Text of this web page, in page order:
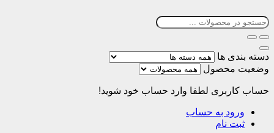
دسته بندی ها
وضعیت محصول
حساب کاربری لطفا وارد حساب خود شوید!
ورود به حساب
ثبت نام